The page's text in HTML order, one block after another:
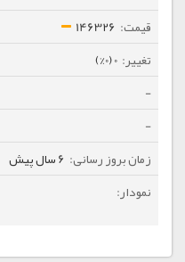
146326
0 (0%)
-
-
6 سال پیش